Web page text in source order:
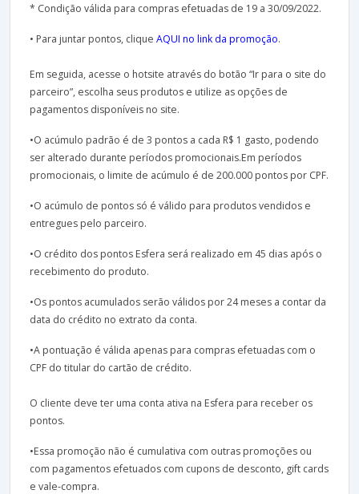
* Condição válida para compras efetuadas de 19 a 30/09/2022.
• Para juntar pontos, clique AQUI no link da promoção.
Em seguida, acesse o hotsite através do botão “Ir para o site do
parceiro”, escolha seus produtos e utilize as opções de
pagamentos disponíveis no site.
•O acúmulo padrão é de 3 pontos a cada R$ 1 gasto, podendo
ser alterado durante períodos promocionais.Em períodos
promocionais, o limite de acúmulo é de 200.000 pontos por CPF.
•O acúmulo de pontos só é válido para produtos vendidos e
entregues pelo parceiro.
•O crédito dos pontos Esfera será realizado em 45 dias após o
recebimento do produto.
•Os pontos acumulados serão válidos por 24 meses a contar da
data do crédito no extrato da conta.
•A pontuação é válida apenas para compras efetuadas com o
CPF do titular do cartão de crédito.
O cliente deve ter uma conta ativa na Esfera para receber os
pontos.
•Essa promoção não é cumulativa com outras promoções ou
com pagamentos efetuados com cupons de desconto, gift cards
e vale-compra.